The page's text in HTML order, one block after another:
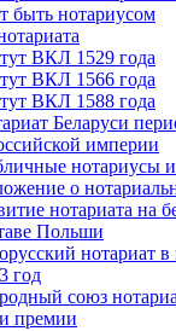
быть нотариусом
ВКЛ 1529 года
ВКЛ 1566 года
ВКЛ 1588 года
Беларуси
империи
нотариусы
о
нотариата на
Польши
нотариат
год
союз
премии